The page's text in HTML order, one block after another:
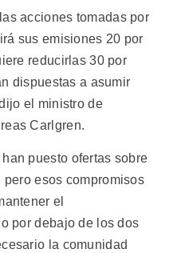
acciones tomadas por
sus emisiones 20 por
reducirlas 30 por
dispuestas a asumir
el ministro de
Carlgren.
puesto ofertas sobre
pero esos compromisos
el
por debajo de los dos
la comunidad